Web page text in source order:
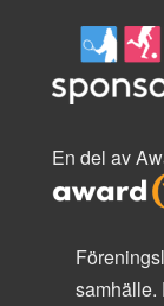
En del av
samhälle.